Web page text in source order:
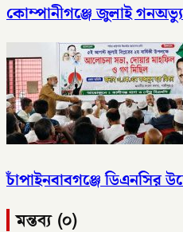
কোম্পানীগঞ্জে জুলাই
চাঁপাইনবাবগঞ্জে ডিএনসির
মন্তব্য (০)